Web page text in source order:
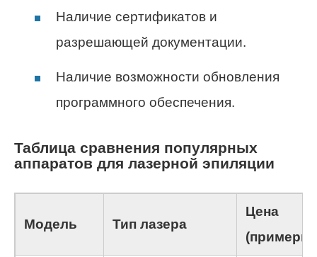
Наличие сертификатов и
разрешающей документации.
Наличие возможности обновления
программного обеспечения.
Таблица сравнения популярных
аппаратов для лазерной эпиляции
Модель Тип лазера
Цена